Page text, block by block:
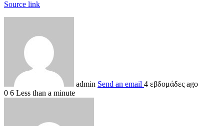
Source link
admin Send an email 4 εβδομάδες ago
0 6 Less than a minute